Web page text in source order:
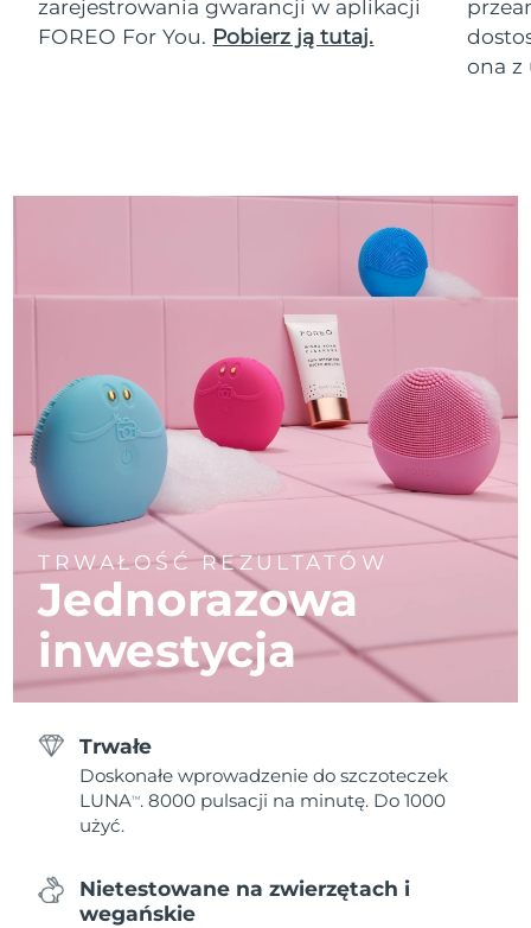
zarejestrowania gwarancji w aplikacji
FOREO For You. Pobierz ją tutaj.
ona z
TRWAŁOŚĆ REZULTATÓW
Jednorazowa
inwestycja
Trwałe
Doskonałe wprowadzenie do szczoteczek
LUNATM . 8000 pulsacji na minutę. Do 1000
użyć.
Nietestowane na zwierzętach i
wegańskie